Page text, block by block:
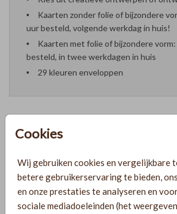
Cookies
Wij gebruiken cookies en vergelijkbare
betere gebruikerservaring te bieden,
en onze prestaties te analyseren en
sociale mediadoeleinden (het
Kaarten zonder folie of bijzondere
uur besteld, volgende werkdag in huis!
Kaarten met folie of bijzondere
besteld, in twee werkdagen in huis
29 kleuren enveloppen
PRODUCTINFORMATIE